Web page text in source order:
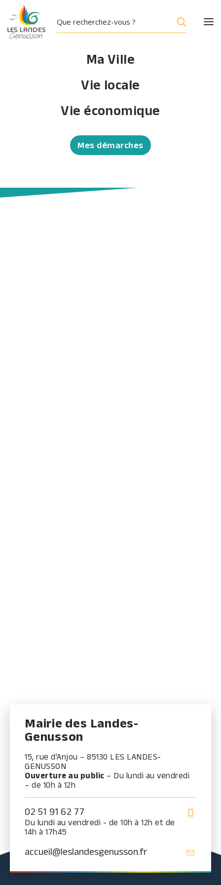
Ma Ville
Vie locale
Vie économique
Mes démarches
Bar et restauration
Mairie des Landes-
Genusson
15, rue d’Anjou – 85130 LES LANDES-
GENUSSON
Ouverture au public – Du lundi au vendredi
– de 10h à 12h
02 51 91 62 77
Du lundi au vendredi - de 10h à 12h et de
14h à 17h45
accueil@leslandesgenusson.fr